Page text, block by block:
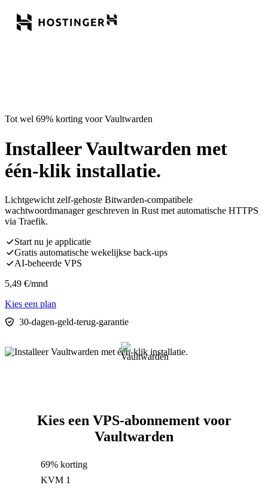
Tot wel 69% korting voor Vaultwarden
Installeer Vaultwarden met
één-klik installatie.
Lichtgewicht zelf-gehoste Bitwarden-compatibele
wachtwoordmanager geschreven in Rust met automatische HTTPS
via Traefik.
Start nu je applicatie
Gratis automatische wekelijkse back-ups
AI-beheerde VPS
5,49 €/mnd
Kies een plan
30-dagen-geld-terug-garantie
Kies een VPS-abonnement voor
Vaultwarden
69% korting
KVM 1